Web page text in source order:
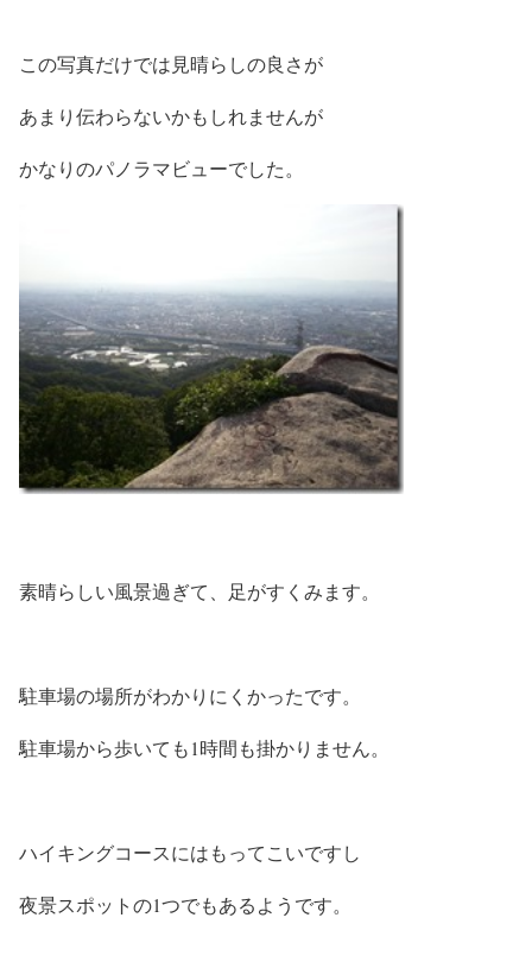
この写真だけでは見晴らしの良さが
あまり伝わらないかもしれませんが
かなりのパノラマビューでした。
素晴らしい風景過ぎて、足がすくみます。
駐車場の場所がわかりにくかったです。
駐車場から歩いても1時間も掛かりません。
ハイキングコースにはもってこいですし
夜景スポットの1つでもあるようです。